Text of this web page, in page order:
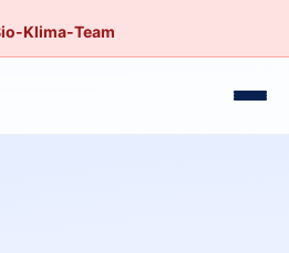
Klima-Team